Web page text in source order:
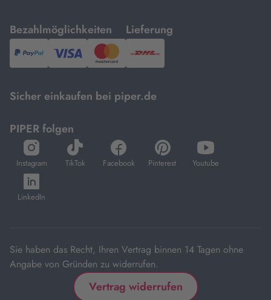
Bezahlmöglichkeiten
mit
PayPal,Visa
und
Lieferung
mit
DHL.
Sicher einkaufen bei piper.de
PIPER folgen
Instagram
öffnet
in
neuem
Tab
TikTok
öffnet
in
Facebook
öffnet
in
Pinterest
öffnet
in
Youtube
öffnet
in
LinkedIn
öffnet
in
Sie haben das Recht, Ihren Vertrag binnen 14 Tagen ohne
Angabe von Gründen zu widerrufen.
Vertrag widerrufen